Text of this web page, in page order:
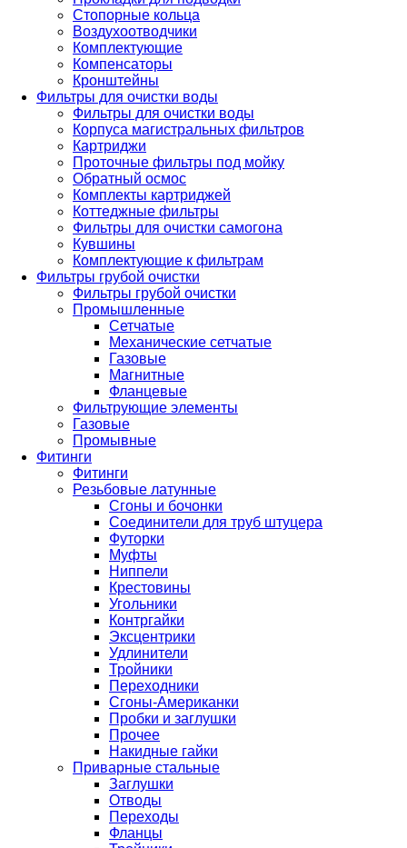
Стопорные кольца
Воздухоотводчики
Комплектующие
Компенсаторы
Кронштейны
Фильтры для очистки воды
Фильтры для очистки воды
Корпуса магистральных фильтров
Картриджи
Проточные фильтры под мойку
Обратный осмос
Комплекты картриджей
Коттеджные фильтры
Фильтры для очистки самогона
Кувшины
Комплектующие к фильтрам
Фильтры грубой очистки
Фильтры грубой очистки
Промышленные
Сетчатые
Механические сетчатые
Газовые
Магнитные
Фланцевые
Фильтрующие элементы
Газовые
Промывные
Фитинги
Фитинги
Резьбовые латунные
Сгоны и бочонки
Соединители для труб штуцера
Футорки
Муфты
Ниппели
Крестовины
Угольники
Контргайки
Эксцентрики
Удлинители
Тройники
Переходники
Сгоны-Американки
Пробки и заглушки
Прочее
Накидные гайки
Приварные стальные
Заглушки
Отводы
Переходы
Фланцы